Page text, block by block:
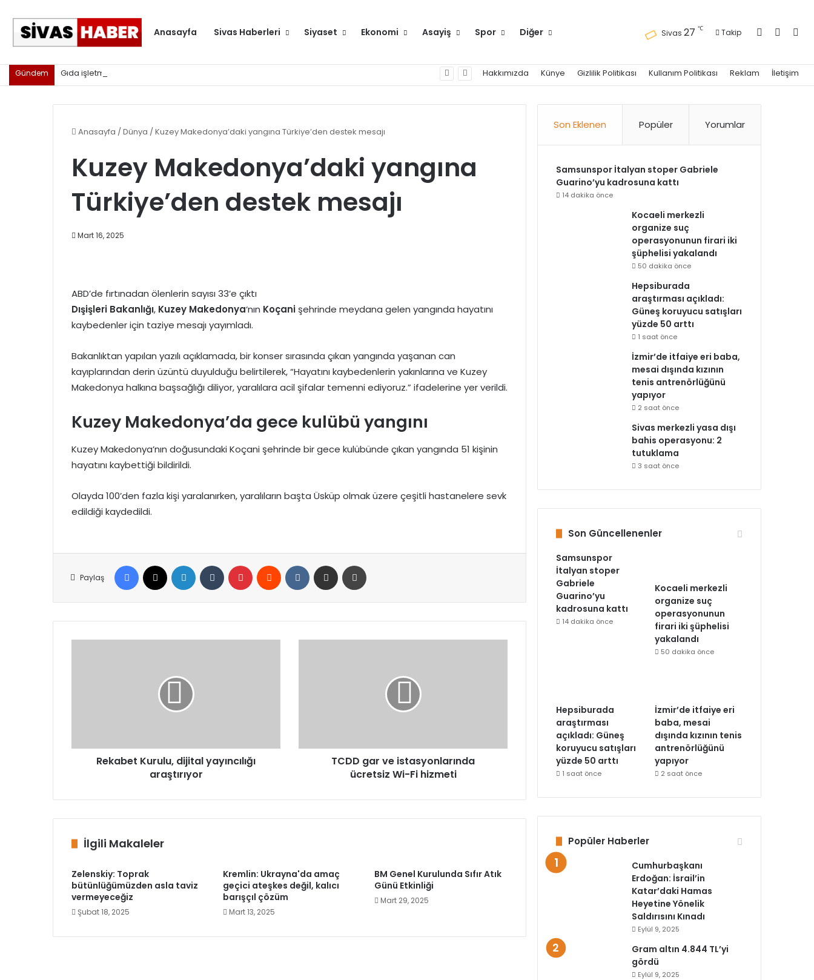
Anasayfa Sivas Haberleri Siyaset Ekonomi Asayiş Spor Diğer Sivas 27 ℃ Takip Kayıt Ol
Gündem Gıda işletmelerine karekod zorunluluğu geldi Hakkımızda Künye Gizlilik Politikası Kullanım Politikası Reklam İletişim
Anasayfa /Dünya /Kuzey Makedonya’daki yangına Türkiye’den destek mesajı
Kuzey Makedonya’daki yangına
Türkiye’den destek mesajı
Mart 16, 2025
ABD’de fırtınadan ölenlerin sayısı 33’e çıktı
Dışişleri Bakanlığı, Kuzey Makedonya‘nın Koçani şehrinde meydana gelen yangında hayatını
kaybedenler için taziye mesajı yayımladı.
Bakanlıktan yapılan yazılı açıklamada, bir konser sırasında çıkan yangında yaşanan can
kayıplarından derin üzüntü duyulduğu belirtilerek, “Hayatını kaybedenlerin yakınlarına ve Kuzey
Makedonya halkına başsağlığı diliyor, yaralılara acil şifalar temenni ediyoruz.” ifadelerine yer verildi.
Kuzey Makedonya’da gece kulübü yangını
Kuzey Makedonya’nın doğusundaki Koçani şehrinde bir gece kulübünde çıkan yangında 51 kişinin
hayatını kaybettiği bildirildi.
Olayda 100’den fazla kişi yaralanırken, yaralıların başta Üsküp olmak üzere çeşitli hastanelere sevk
edildiği kaydedildi.
Paylaş
Facebook LinkedIn Tumblr Pinterest Reddit VKontakteE-Posta ile paylaş
Rekabet Kurulu, dijital yayıncılığı
araştırıyor
TCDD gar ve istasyonlarında
ücretsiz Wi-Fi hizmeti
İlgili Makaleler
Zelenskiy: Toprak
bütünlüğümüzden asla taviz
vermeyeceğiz
Şubat 18, 2025
Kremlin: Ukrayna'da amaç
geçici ateşkes değil, kalıcı
barışçıl çözüm
Mart 13, 2025
BM Genel Kurulunda Sıfır Atık
Günü Etkinliği
Mart 29, 2025
Son Eklenen Popüler Yorumlar
Samsunspor İtalyan stoper Gabriele
Guarino’yu kadrosuna kattı
14 dakika önce
Kocaeli merkezli
organize suç
operasyonunun firari iki
şüphelisi yakalandı
50 dakika önce
Hepsiburada
araştırması açıkladı:
Güneş koruyucu satışları
yüzde 50 arttı
1 saat önce
İzmir’de itfaiye eri baba,
mesai dışında kızının
tenis antrenörlüğünü
yapıyor
2 saat önce
Sivas merkezli yasa dışı
bahis operasyonu: 2
tutuklama
3 saat önce
Son Güncellenenler
Samsunspor
İtalyan stoper
Gabriele
Guarino’yu
kadrosuna kattı
14 dakika önce
Kocaeli merkezli
organize suç
operasyonunun
firari iki şüphelisi
yakalandı
50 dakika önce
Hepsiburada
araştırması
açıkladı: Güneş
koruyucu satışları
yüzde 50 arttı
1 saat önce
İzmir’de itfaiye eri
baba, mesai
dışında kızının tenis
antrenörlüğünü
yapıyor
2 saat önce
Popüler Haberler
Cumhurbaşkanı
Erdoğan: İsrail’in
Katar’daki Hamas
Heyetine Yönelik
Saldırısını Kınadı
Eylül 9, 2025
Gram altın 4.844 TL’yi
gördü
Eylül 9, 2025